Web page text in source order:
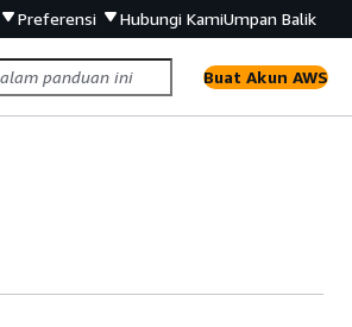
Preferensi Hubungi KamiUmpan Balik
Buat Akun AWS